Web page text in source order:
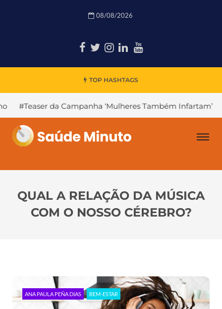
08/08/2026
TOP HASHTAGS
Campanha ‘Mulheres Também Infartam’ #Declínio
QUAL A RELAÇÃO DA MÚSICA
COM O NOSSO CÉREBRO?
ANA PAULA PEÑA DIAS BEM-ESTAR